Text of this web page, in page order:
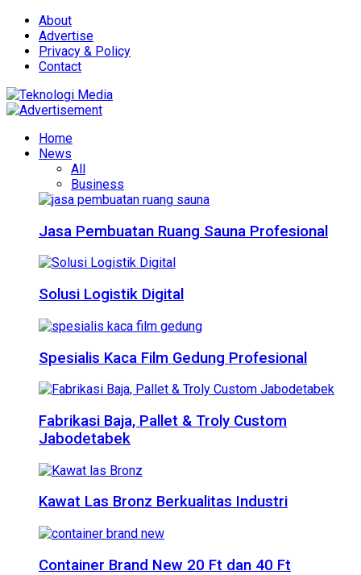
About
Advertise
Privacy & Policy
Contact
Home
News
All
Business
Jasa Pembuatan Ruang Sauna Profesional
Solusi Logistik Digital
Spesialis Kaca Film Gedung Profesional
Fabrikasi Baja, Pallet & Troly Custom
Jabodetabek
Kawat Las Bronz Berkualitas Industri
Container Brand New 20 Ft dan 40 Ft